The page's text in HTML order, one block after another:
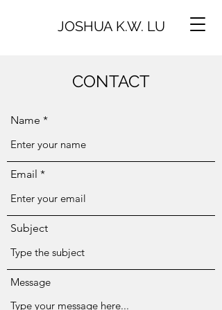
JOSHUA K.W. LU
CONTACT
Name
Email
Subject
Message